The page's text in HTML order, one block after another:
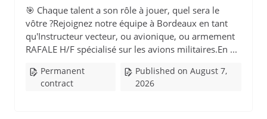
🎯 Chaque talent a son rôle à jouer, quel sera le
vôtre ?Rejoignez notre équipe à Bordeaux en tant
qu'Instructeur vecteur, ou avionique, ou armement
RAFALE H/F spécialisé sur les avions militaires.En ...
Permanent
contract
Published on August 7,
2026